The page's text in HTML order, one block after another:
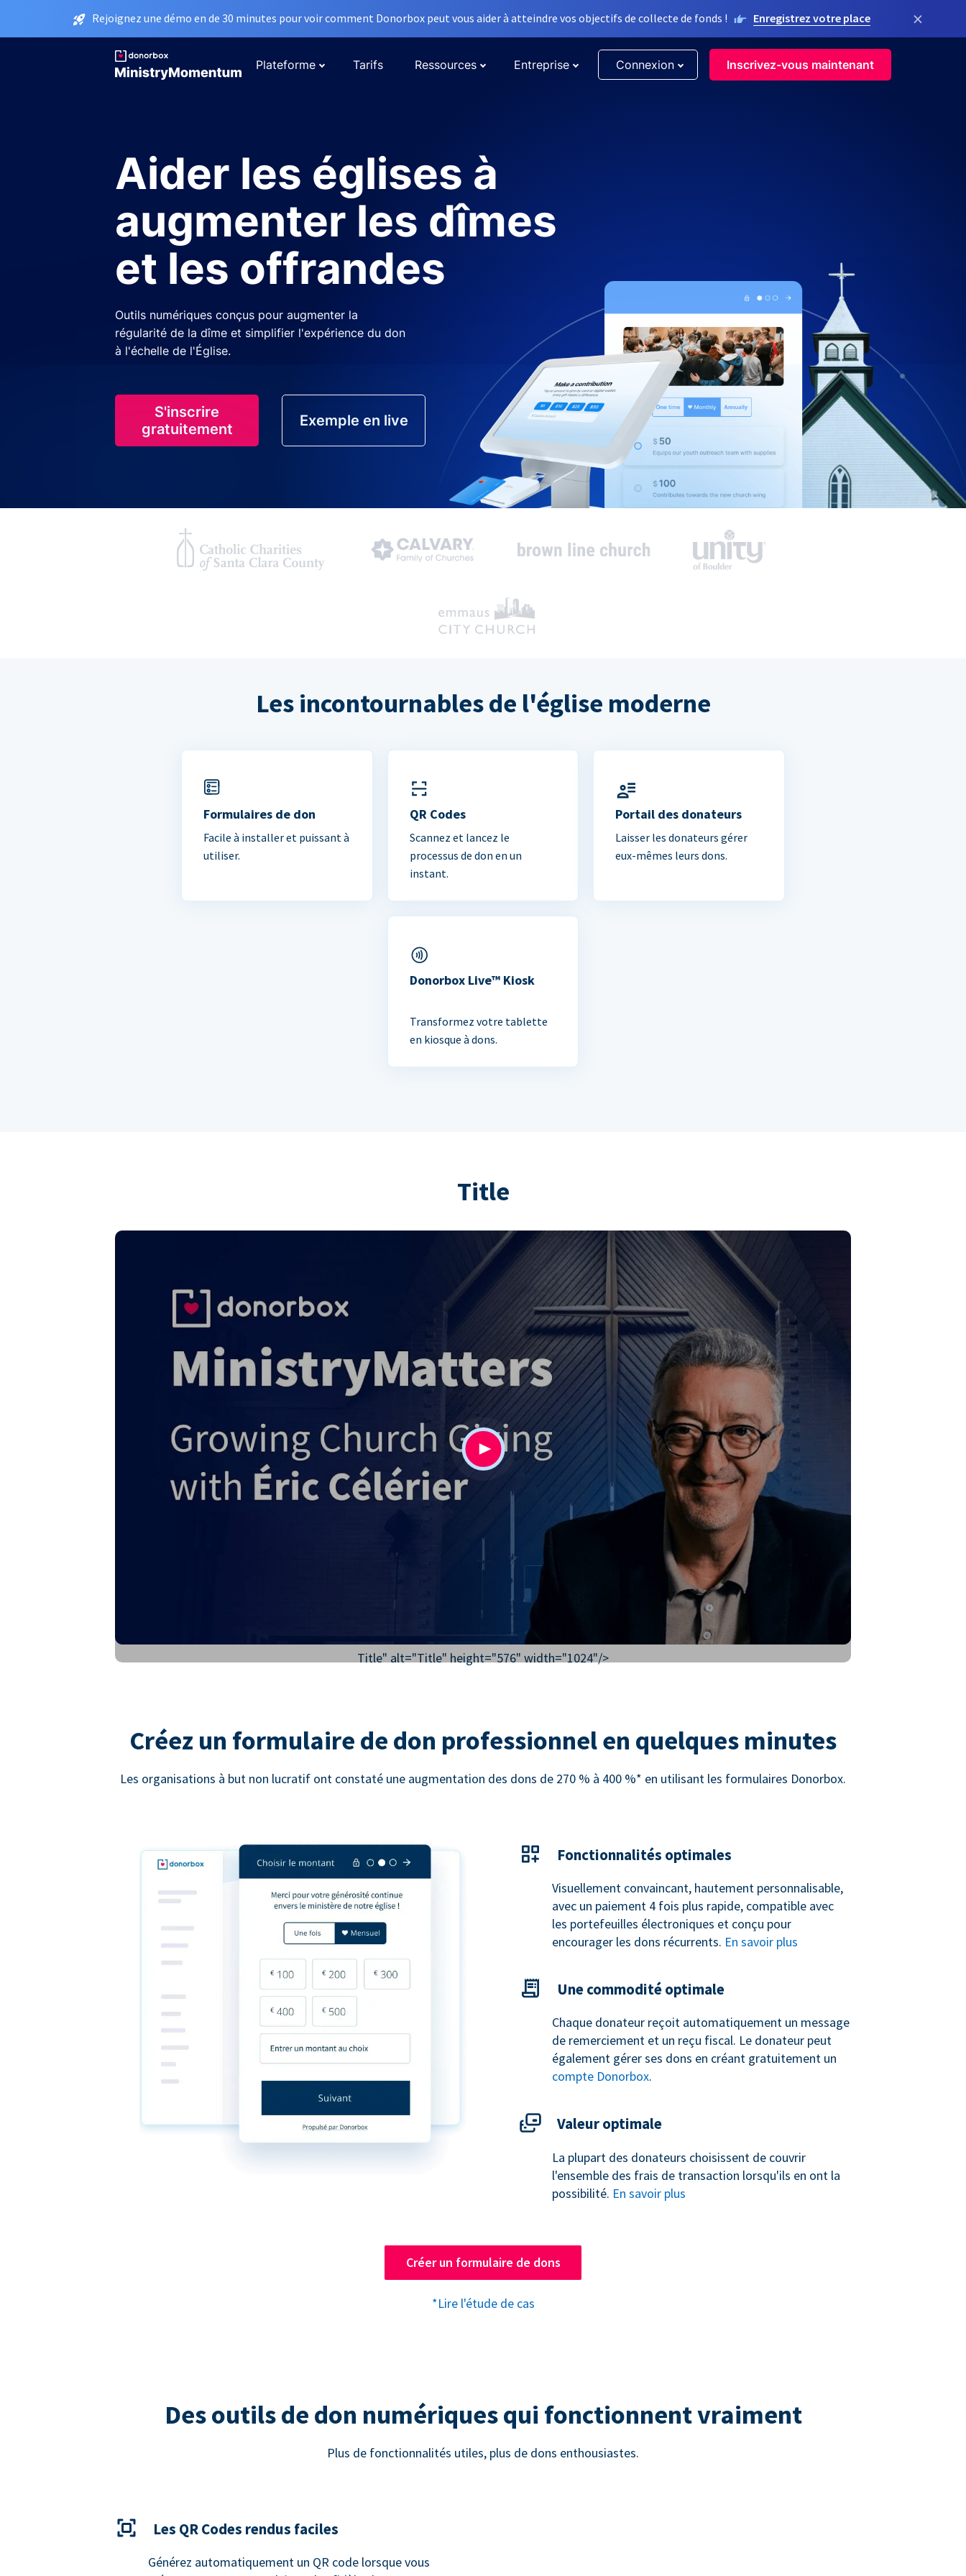
Rejoignez une démo en de 30 minutes pour voir comment Donorbox peut vous aider à atteindre vos objectifs de collecte de fonds ! Enregistrez votre place ×
Plateforme Tarifs Ressources Entreprise Connexion Inscrivez-vous maintenant
Aider les églises à
augmenter les dîmes
et les offrandes
Outils numériques conçus pour augmenter la
régularité de la dîme et simplifier l'expérience du don
à l'échelle de l'Église.
S'inscrire
gratuitement
Exemple en live
Les incontournables de l'église moderne
Formulaires de don
Facile à installer et puissant à
utiliser.
QR Codes
Scannez et lancez le
processus de don en un
instant.
Portail des donateurs
Laisser les donateurs gérer
eux-mêmes leurs dons.
Donorbox Live™ Kiosk
Transformez votre tablette
en kiosque à dons.
Title
Title" alt="Title" height="576" width="1024"/>
Créez un formulaire de don professionnel en quelques minutes
Les organisations à but non lucratif ont constaté une augmentation des dons de 270 % à 400 %* en utilisant les formulaires Donorbox.
Fonctionnalités optimales
Visuellement convaincant, hautement personnalisable,
avec un paiement 4 fois plus rapide, compatible avec
les portefeuilles électroniques et conçu pour
encourager les dons récurrents. En savoir plus
Une commodité optimale
Chaque donateur reçoit automatiquement un message
de remerciement et un reçu fiscal. Le donateur peut
également gérer ses dons en créant gratuitement un
compte Donorbox.
Valeur optimale
La plupart des donateurs choisissent de couvrir
l'ensemble des frais de transaction lorsqu'ils en ont la
possibilité. En savoir plus
Créer un formulaire de dons
*Lire l'étude de cas
Des outils de don numériques qui fonctionnent vraiment
Plus de fonctionnalités utiles, plus de dons enthousiastes.
Les QR Codes rendus faciles
Générez automatiquement un QR code lorsque vous